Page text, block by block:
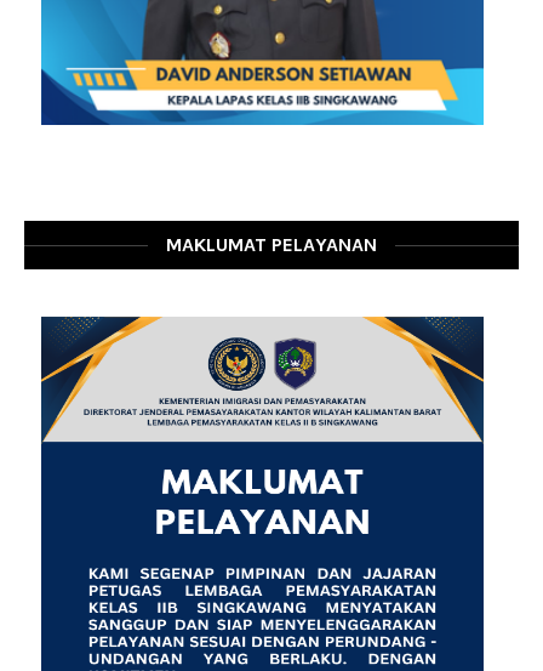
MAKLUMAT PELAYANAN